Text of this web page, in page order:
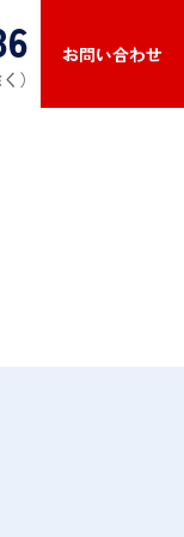
）
お問い合わせ